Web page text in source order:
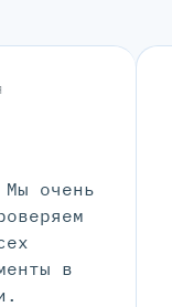
очень
в